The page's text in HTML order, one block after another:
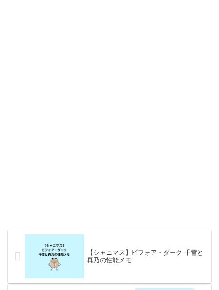
【シャニマス】ビフォア・ダーク 千雪と
真乃の性能メモ